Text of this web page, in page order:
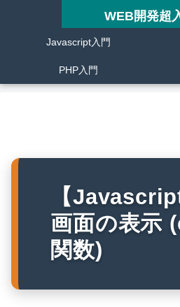
WEB開発超
Javascript入門
PHP入門
【
画面の表示
関数)